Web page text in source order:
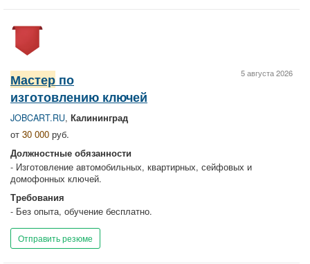
5 августа 2026
Мастер по
изготовлению ключей
JOBCART.RU, Калининград
от 30 000 руб.
Должностные обязанности
- Изготовление автомобильных, квартирных, сейфовых и
домофонных ключей.
Требования
- Без опыта, обучение бесплатно.
Отправить резюме